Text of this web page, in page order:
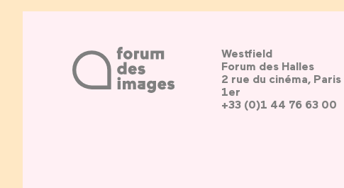
Westfield
Forum des Halles
2 rue du cinéma, Paris
1er
+33 (0)1 44 76 63 00